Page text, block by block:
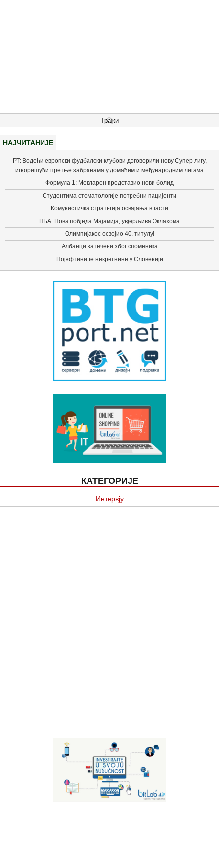
НАЈЧИТАНИЈЕ
РТ: Водећи европски фудбалски клубови договорили нову Супер лигу,
игноришући претње забранама у домаћим и међународним лигама
Формула 1: Мекларен представио нови болид
Студентима стоматологије потребни пацијенти
Комунистичка стратегија освајања власти
НБА: Нова побједа Мајамија, увјерљива Оклахома
Олимпијакос освојио 40. титулу!
Албанци затечени због споменика
Појефтиниле некретнине у Словенији
КАТЕГОРИЈЕ
Интервју